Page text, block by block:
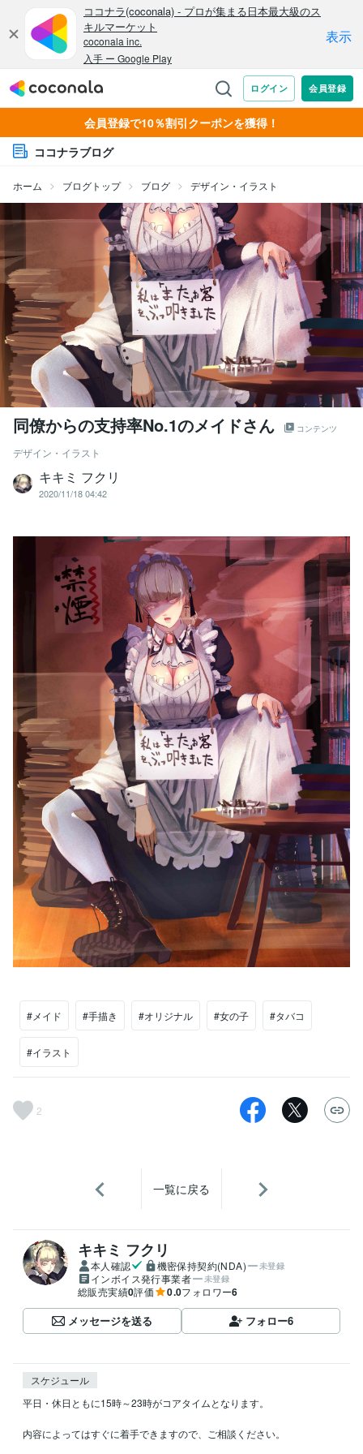
会員登録で10％割引クーポンを獲得！
ココナラブログ
ホーム ブログトップ ブログ デザイン・イラスト
同僚からの支持率No.1のメイドさん コンテンツ
デザイン・イラスト
キキミ フクリ
2020/11/18 04:42
#メイド #手描き #オリジナル #女の子 #タバコ
#イラスト
2
一覧に戻る
キキミ フクリ
本人確認 機密保持契約(NDA) 未登録
インボイス発行事業者 未登録
総販売実績0評価 0.0フォロワー6
メッセージを送る フォロー6
スケジュール
平日・休日ともに15時～23時がコアタイムとなります。
内容によってはすぐに着手できますので、ご相談ください。